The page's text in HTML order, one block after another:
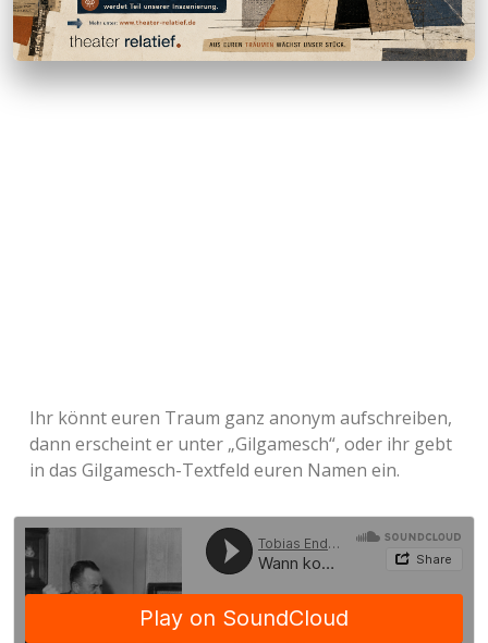
Ihr könnt euren Traum ganz anonym aufschreiben,
dann erscheint er unter „Gilgamesch“, oder ihr gebt
in das Gilgamesch-Textfeld euren Namen ein.